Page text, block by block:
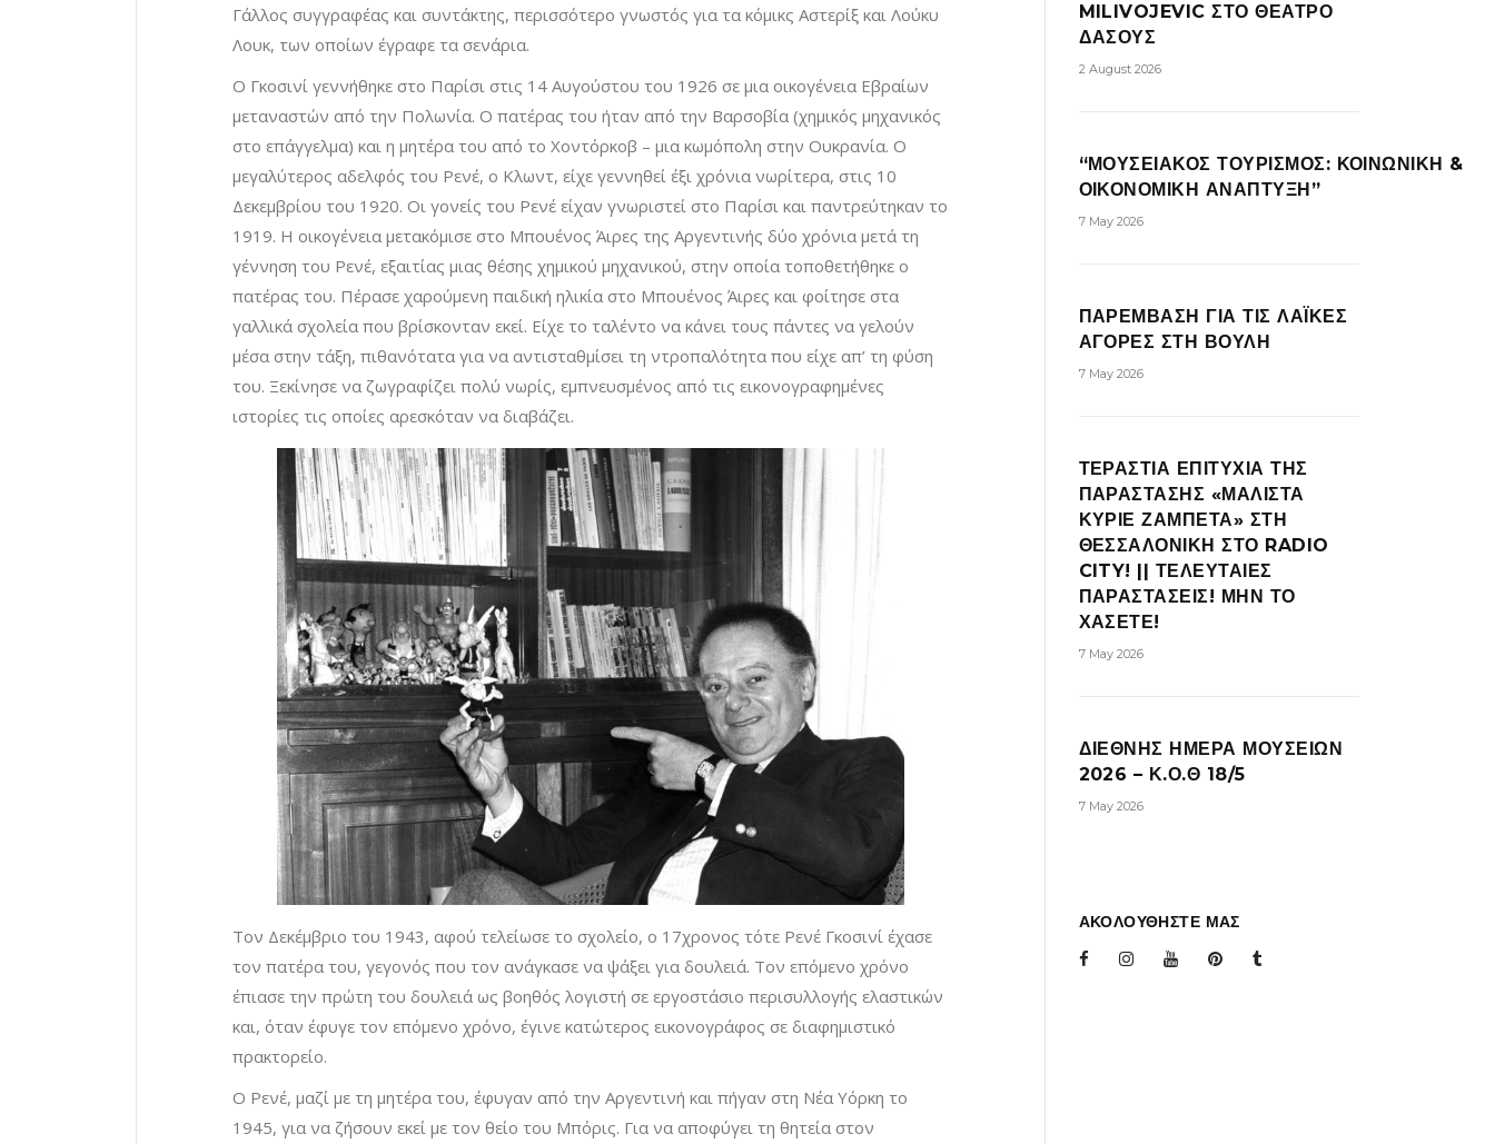
Γάλλος συγγραφέας και συντάκτης, περισσότερο γνωστός για τα κόμικς Αστερίξ και Λούκυ
Λουκ, των οποίων έγραφε τα σενάρια.
Ο Γκοσινί γεννήθηκε στο Παρίσι στις 14 Αυγούστου του 1926 σε μια οικογένεια Εβραίων
μεταναστών από την Πολωνία. Ο πατέρας του ήταν από την Βαρσοβία (χημικός μηχανικός
στο επάγγελμα) και η μητέρα του από το Χοντόρκοβ – μια κωμόπολη στην Ουκρανία. Ο
μεγαλύτερος αδελφός του Ρενέ, ο Κλωντ, είχε γεννηθεί έξι χρόνια νωρίτερα, στις 10
Δεκεμβρίου του 1920. Οι γονείς του Ρενέ είχαν γνωριστεί στο Παρίσι και παντρεύτηκαν το
1919. Η οικογένεια μετακόμισε στο Μπουένος Άιρες της Αργεντινής δύο χρόνια μετά τη
γέννηση του Ρενέ, εξαιτίας μιας θέσης χημικού μηχανικού, στην οποία τοποθετήθηκε ο
πατέρας του. Πέρασε χαρούμενη παιδική ηλικία στο Μπουένος Άιρες και φοίτησε στα
γαλλικά σχολεία που βρίσκονταν εκεί. Είχε το ταλέντο να κάνει τους πάντες να γελούν
μέσα στην τάξη, πιθανότατα για να αντισταθμίσει τη ντροπαλότητα που είχε απ’ τη φύση
του. Ξεκίνησε να ζωγραφίζει πολύ νωρίς, εμπνευσμένος από τις εικονογραφημένες
ιστορίες τις οποίες αρεσκόταν να διαβάζει.
Τον Δεκέμβριο του 1943, αφού τελείωσε το σχολείο, ο 17χρονος τότε Ρενέ Γκοσινί έχασε
τον πατέρα του, γεγονός που τον ανάγκασε να ψάξει για δουλειά. Τον επόμενο χρόνο
έπιασε την πρώτη του δουλειά ως βοηθός λογιστή σε εργοστάσιο περισυλλογής ελαστικών
και, όταν έφυγε τον επόμενο χρόνο, έγινε κατώτερος εικονογράφος σε διαφημιστικό
πρακτορείο.
Ο Ρενέ, μαζί με τη μητέρα του, έφυγαν από την Αργεντινή και πήγαν στη Νέα Υόρκη το
1945, για να ζήσουν εκεί με τον θείο του Μπόρις. Για να αποφύγει τη θητεία στον
MILIVOJEVIC ΣΤΟ ΘΕΑΤΡΟ
ΔΑΣΟΥΣ
2 August 2026
“ΜΟΥΣΕΙΑΚΟΣ ΤΟΥΡΙΣΜΟΣ: ΚΟΙΝΩΝΙΚΗ &
ΟΙΚΟΝΟΜΙΚΗ ΑΝΑΠΤΥΞΗ”
7 May 2026
ΠΑΡΕΜΒΑΣΗ ΓΙΑ ΤΙΣ ΛΑΪΚΕΣ
ΑΓΟΡΕΣ ΣΤΗ ΒΟΥΛΗ
7 May 2026
ΤΕΡΑΣΤΙΑ ΕΠΙΤΥΧΙΑ ΤΗΣ
ΠΑΡΑΣΤΑΣΗΣ «ΜΑΛΙΣΤΑ
ΚΥΡΙΕ ΖΑΜΠΕΤΑ» ΣΤΗ
ΘΕΣΣΑΛΟΝΙΚΗ ΣΤΟ RADIO
CITY! || ΤΕΛΕΥΤΑΙΕΣ
ΠΑΡΑΣΤΑΣΕΙΣ! ΜΗΝ ΤΟ
ΧΑΣΕΤΕ!
7 May 2026
ΔΙΕΘΝΗΣ ΗΜΕΡΑ ΜΟΥΣΕΙΩΝ
2026 – Κ.Ο.Θ 18/5
7 May 2026
ΑΚΟΛΟΥΘΗΣΤΕ ΜΑΣ